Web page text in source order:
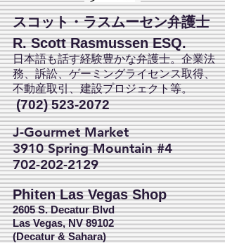
スコット・ラスムーセン弁護士
R. Scott Rasmussen ESQ.
日本語も話す経験豊かな弁護士。企業法
務、訴訟、ゲーミングライセンス取得、
不動産取引、建設プロジェクト等。
(702) 523-2072
J-Gourmet Market
3910 Spring Mountain #4
702-202-2129
Phiten Las Vegas Shop
2605 S. Decatur Blvd
Las Vegas, NV 89102
(Decatur & Sahara)